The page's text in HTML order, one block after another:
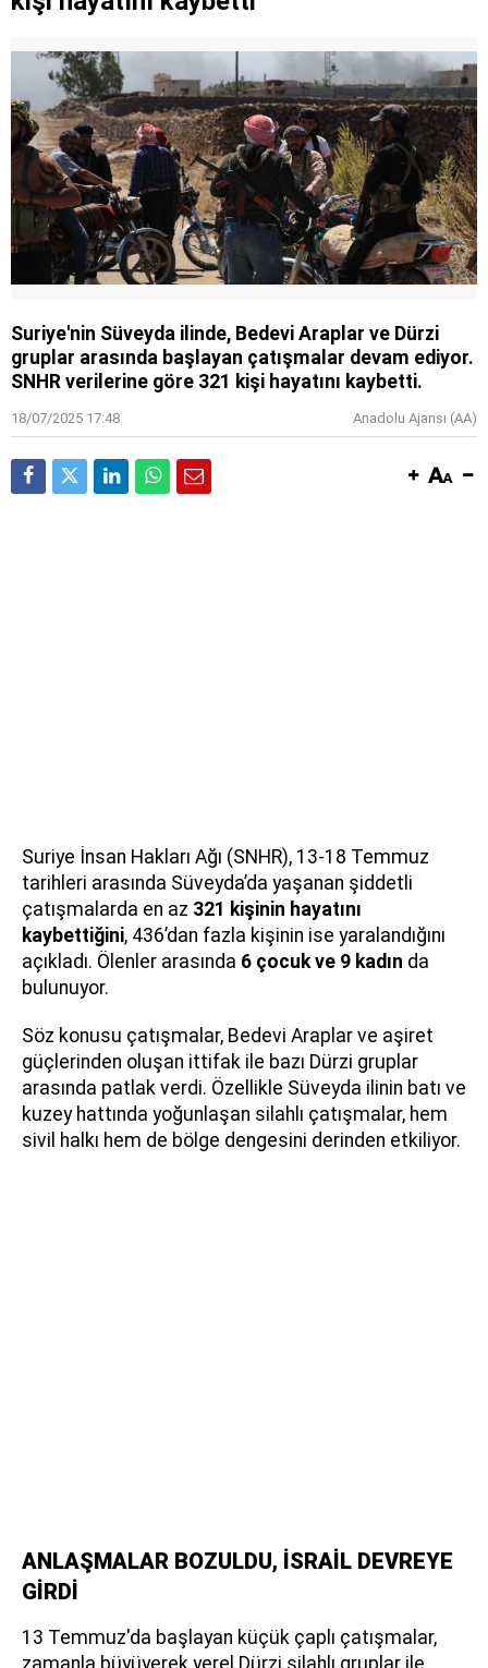
Suriye'nin Süveyda ilinde, Bedevi Araplar ve Dürzi
gruplar arasında başlayan çatışmalar devam ediyor.
SNHR verilerine göre 321 kişi hayatını kaybetti.
18/07/2025 17:48 Anadolu Ajansı (AA)
Suriye İnsan Hakları Ağı (SNHR), 13-18 Temmuz
tarihleri arasında Süveyda’da yaşanan şiddetli
çatışmalarda en az 321 kişinin hayatını
kaybettiğini, 436’dan fazla kişinin ise yaralandığını
açıkladı. Ölenler arasında 6 çocuk ve 9 kadın da
bulunuyor.
Söz konusu çatışmalar, Bedevi Araplar ve aşiret
güçlerinden oluşan ittifak ile bazı Dürzi gruplar
arasında patlak verdi. Özellikle Süveyda ilinin batı ve
kuzey hattında yoğunlaşan silahlı çatışmalar, hem
sivil halkı hem de bölge dengesini derinden etkiliyor.
ANLAŞMALAR BOZULDU, İSRAİL DEVREYE
GİRDİ
13 Temmuz'da başlayan küçük çaplı çatışmalar,
zamanla büyüyerek yerel Dürzi silahlı gruplar ile